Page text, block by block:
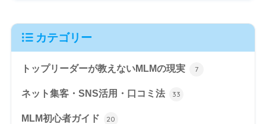
カテゴリー
トップリーダーが教えないMLMの現実 7
ネット集客・SNS活用・口コミ法 33
MLM初心者ガイド 20